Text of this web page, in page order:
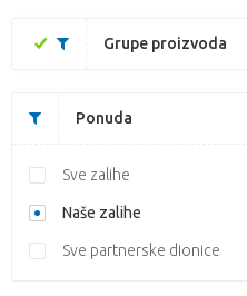
Grupe proizvoda
Ponuda
Sve zalihe
Naše zalihe
Sve partnerske dionice